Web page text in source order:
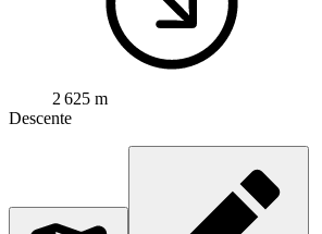
2 625 m
Descente